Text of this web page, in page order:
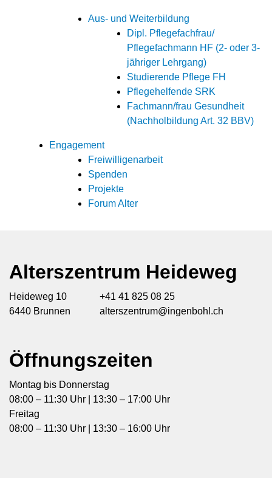
Aus- und Weiterbildung
Dipl. Pflegefachfrau/
Pflegefachmann HF (2- oder 3-
jähriger Lehrgang)
Studierende Pflege FH
Pflegehelfende SRK
Fachmann/frau Gesundheit
(Nachholbildung Art. 32 BBV)
Engagement
Freiwilligenarbeit
Spenden
Projekte
Forum Alter
Alterszentrum Heideweg
Heideweg 10
6440 Brunnen
+41 41 825 08 25
alterszentrum@ingenbohl.ch
Öffnungszeiten
Montag bis Donnerstag
08:00 – 11:30 Uhr | 13:30 – 17:00 Uhr
Freitag
08:00 – 11:30 Uhr | 13:30 – 16:00 Uhr